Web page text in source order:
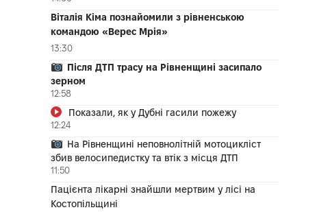
Віталія Кіма познайомили з рівненською
командою «Верес Мрія»
13:30
Після ДТП трасу на Рівненщині засипало
зерном
12:58
Показали, як у Дубні гасили пожежу
12:24
На Рівненщині неповнолітній мотоцикліст
збив велосипедистку та втік з місця ДТП
11:50
Пацієнта лікарні знайшли мертвим у лісі на
Костопільщині